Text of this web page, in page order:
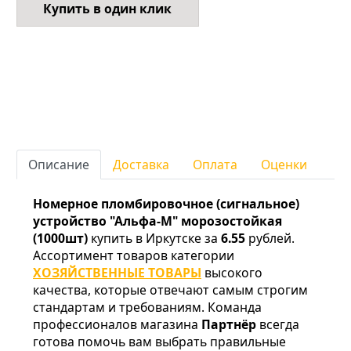
Купить в один клик
Описание Доставка Оплата Оценки
Номерное пломбировочное (сигнальное)
устройство "Альфа-М" морозостойкая
(1000шт) купить в Иркутске за 6.55 рублей.
Ассортимент товаров категории
ХОЗЯЙСТВЕННЫЕ ТОВАРЫ высокого
качества, которые отвечают самым строгим
стандартам и требованиям. Команда
профессионалов магазина Партнёр всегда
готова помочь вам выбрать правильные